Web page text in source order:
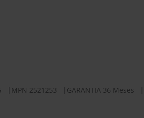
MPN 2521253 GARANTIA 36 Meses